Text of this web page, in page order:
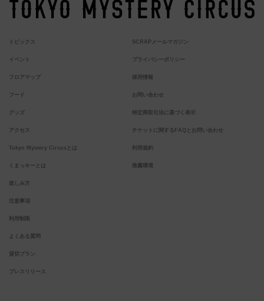
トピックス
イベント
フロアマップ
フード
グッズ
アクセス
Tokyo Mystery Circusとは
くまっキーとは
楽しみ方
注意事項
利用制限
よくある質問
貸切プラン
プレスリリース
SCRAPメールマガジン
プライバシーポリシー
採用情報
お問い合わせ
特定商取引法に基づく表示
チケットに関するFAQとお問い合わせ
利用規約
推薦環境